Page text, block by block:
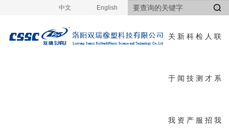
中文 English
关
于
我
新
闻
资
科
技
产
检
测
服
人
才
招
联
系
我